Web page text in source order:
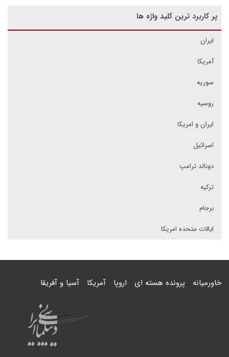
پر کاربرد ترین کلید واژه ها
ایران
آمریکا
سوریه
روسیه
ایران و امریکا
اسرائیل
دونالد ترامپ
ترکیه
برجام
ایالات متحده امریکا
خاورمیانه پرونده هسته ای اروپا آمریکا آسیا و آفریقا